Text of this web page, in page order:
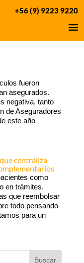
+56 (9) 9223 9220
fueron
asegurados.
negativa, tanto
de Aseguradores
este año
centraliza
como
en trámites.
que reembolsar
todo pensando
para un